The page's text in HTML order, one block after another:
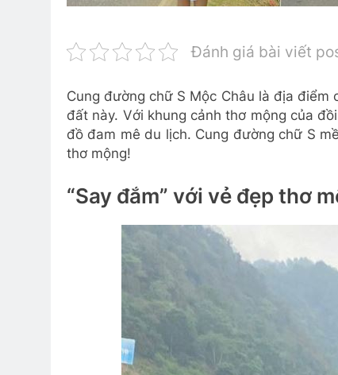
Đánh giá bài viết
Cung đường chữ S Mộc Châu là địa
đất này. Với khung cảnh thơ mộng của
đồ đam mê du lịch. Cung đường chữ S
thơ mộng!
“Say đắm” với vẻ đẹp thơ